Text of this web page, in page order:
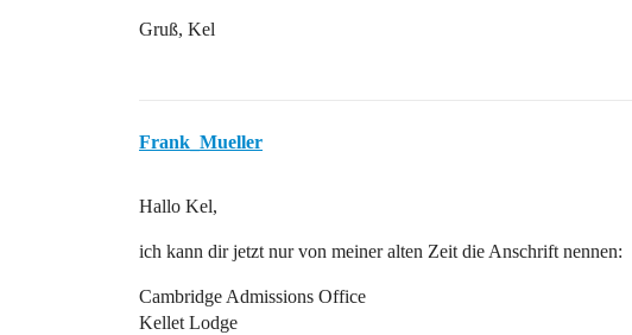
Gruß, Kel
Frank_Mueller
Hallo Kel,
ich kann dir jetzt nur von meiner alten Zeit die Anschrift nennen:
Cambridge Admissions Office
Kellet Lodge